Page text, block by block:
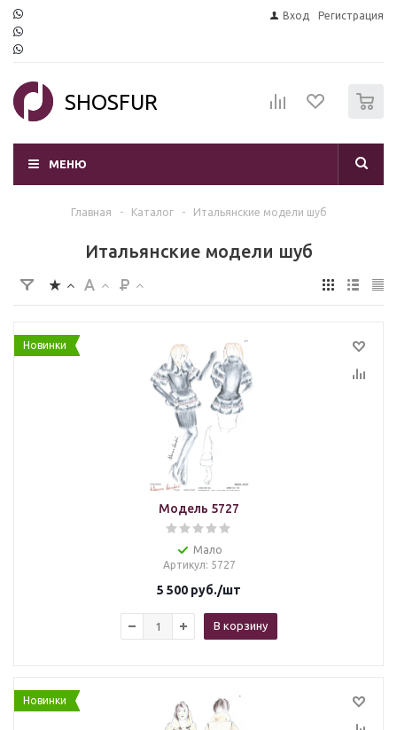
Вход Регистрация
SHOSFUR
МЕНЮ
Главная - Каталог - Итальянские модели шуб
Итальянские модели шуб
Новинки
Модель 5727
Мало
Артикул: 5727
5 500 руб./шт
В корзину
Новинки